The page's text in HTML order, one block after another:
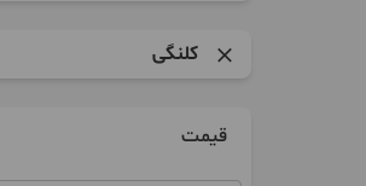
کلنگی
برج
قیمت